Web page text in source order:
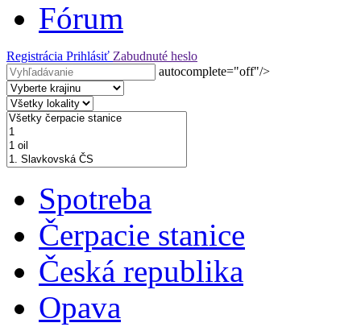
Fórum
Registrácia Prihlásiť Zabudnuté heslo
autocomplete="off"/>
Spotreba
Čerpacie stanice
Česká republika
Opava